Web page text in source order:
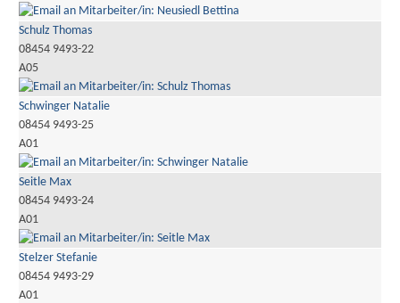
Schulz Thomas
08454 9493-22
A05
Schwinger Natalie
08454 9493-25
A01
Seitle Max
08454 9493-24
A01
Stelzer Stefanie
08454 9493-29
A01